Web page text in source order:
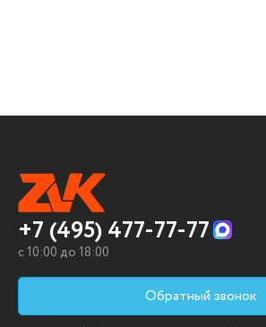
+7 (495) 477-77-77
c 10:00 до 18:00
Обратный звонок